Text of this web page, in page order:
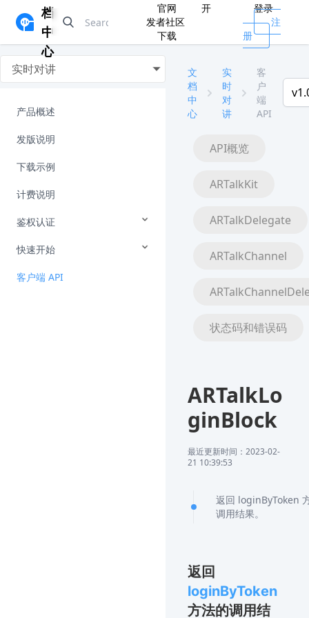
档
中
心
官网
开
发者社区
下载
登录
注
册
实时对讲
产品概述
发版说明
下载示例
计费说明
鉴权认证
快速开始
客户端 API
文
档
中
心
实
时
对
讲
客
户
端
API
API概览
ARTalkKit
ARTalkDelegate
ARTalkChannel
状态码和错误码
ARTalkLo
ginBlock
最近更新时间：2023-02-
21 10:39:53
返回 loginByToken
调用结果。
返回
loginByToken
方法的调用结